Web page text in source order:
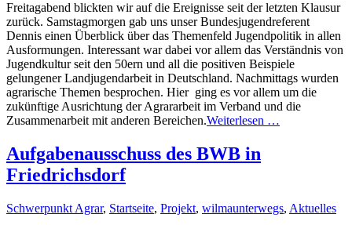
Freitagabend blickten wir auf die Ereignisse seit der letzten Klausur
zurück. Samstagmorgen gab uns unser Bundesjugendreferent
Dennis einen Überblick über das Themenfeld Jugendpolitik in allen
Ausformungen. Interessant war dabei vor allem das Verständnis von
Jugendkultur seit den 50ern und all die positiven Beispiele
gelungener Landjugendarbeit in Deutschland. Nachmittags wurden
agrarische Themen besprochen. Hier ging es vor allem um die
zukünftige Ausrichtung der Agrararbeit im Verband und die
Zusammenarbeit mit anderen Bereichen.Weiterlesen …
Aufgabenausschuss des BWB in
Friedrichsdorf
Schwerpunkt Agrar, Startseite, Projekt, wilmaunterwegs, Aktuelles